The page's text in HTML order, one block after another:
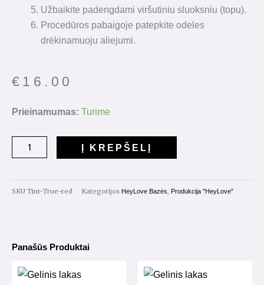
Užbaikite padengdami viršutiniu sluoksniu (topu).
Procedūros pabaigoje patepkite odeles
drėkinamuoju aliejumi.
€ 16.00
Prieinamumas: Turime
produkto
Base
Red"
Į KREPŠELĮ
SKU Tint-True-red Kategorijos HeyLove Bazės, Produkcija "HeyLove"
Panašūs Produktai